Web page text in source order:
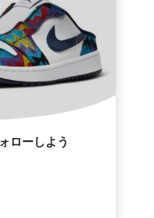
ローしよう